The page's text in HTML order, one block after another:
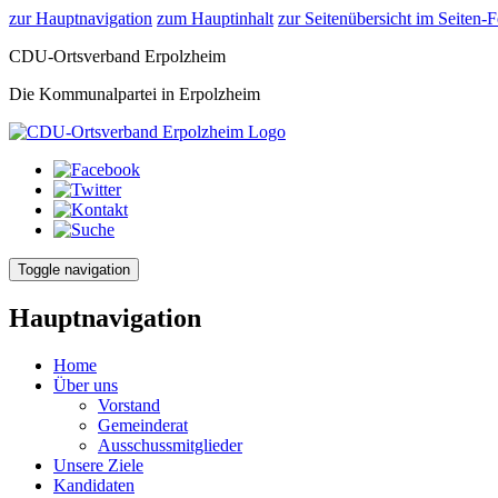
zur Hauptnavigation zum Hauptinhalt zur Seitenübersicht im Seiten-
CDU-Ortsverband Erpolzheim
Die Kommunalpartei in Erpolzheim
Toggle navigation
Hauptnavigation
Home
Über uns
Vorstand
Gemeinderat
Ausschussmitglieder
Unsere Ziele
Kandidaten